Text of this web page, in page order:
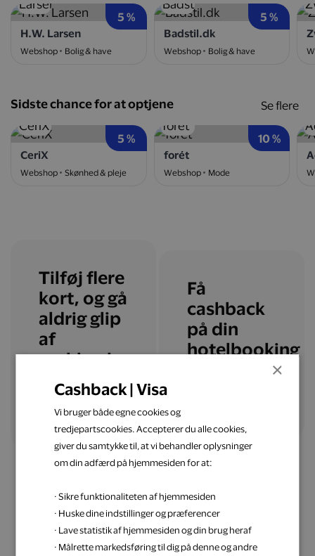
5 %
H.W. Larsen
Webshop Bolig & have
5 %
Badstil.dk
Webshop Bolig & have
Sidste chance for at optjene
5 %
CeriX
Webshop Skønhed & pleje
10 %
forét
Webshop Mode
Se flere
Tilføj flere
kort, og gå
aldrig glip
af
cashback
Tilføj flere kort
Få
cashback
på din
hotelbooking
Få inspiration til din
×
Cashback | Visa
Vi bruger både egne cookies og
tredjepartscookies. Accepterer du alle cookies,
giver du samtykke til, at vi behandler oplysninger
om din adfærd på hjemmesiden for at:
· Sikre funktionaliteten af hjemmesiden
· Huske dine indstillinger og præferencer
· Lave statistik af hjemmesiden og din brug heraf
· Målrette markedsføring til dig på denne og andre